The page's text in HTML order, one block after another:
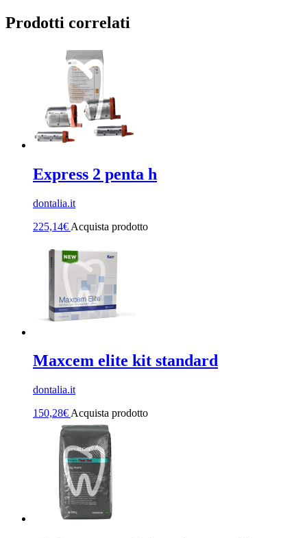
Prodotti correlati
Express 2 penta h
dontalia.it
225,14€ Acquista prodotto
Maxcem elite kit standard
dontalia.it
150,28€ Acquista prodotto